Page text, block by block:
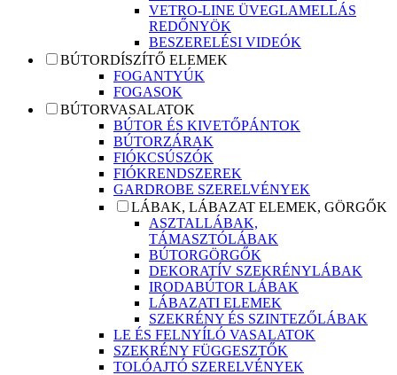
VETRO-LINE ÜVEGLAMELLÁS
REDŐNYÖK
BESZERELÉSI VIDEÓK
BÚTORDÍSZÍTŐ ELEMEK
FOGANTYÚK
FOGASOK
BÚTORVASALATOK
BÚTOR ÉS KIVETŐPÁNTOK
BÚTORZÁRAK
FIÓKCSÚSZÓK
FIÓKRENDSZEREK
GARDROBE SZERELVÉNYEK
LÁBAK, LÁBAZAT ELEMEK, GÖRGŐK
ASZTALLÁBAK,
TÁMASZTÓLÁBAK
BÚTORGÖRGŐK
DEKORATÍV SZEKRÉNYLÁBAK
IRODABÚTOR LÁBAK
LÁBAZATI ELEMEK
SZEKRÉNY ÉS SZINTEZŐLÁBAK
LE ÉS FELNYÍLÓ VASALATOK
SZEKRÉNY FÜGGESZTŐK
TOLÓAJTÓ SZERELVÉNYEK